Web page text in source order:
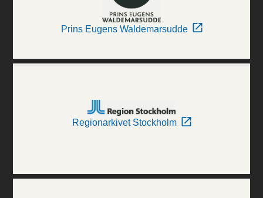
Prins Eugens Waldemarsudde
Regionarkivet Stockholm